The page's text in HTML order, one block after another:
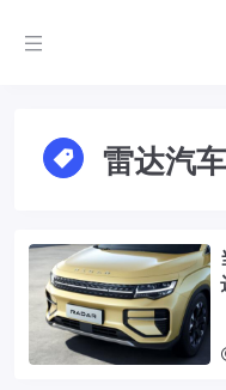
雷达汽车